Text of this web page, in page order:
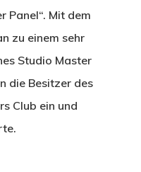
Panel“. Mit dem
zu einem sehr
Studio Master
die Besitzer des
Club ein und